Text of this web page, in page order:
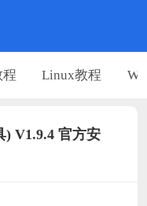
程 Linux教程
) V1.9.4 官方安